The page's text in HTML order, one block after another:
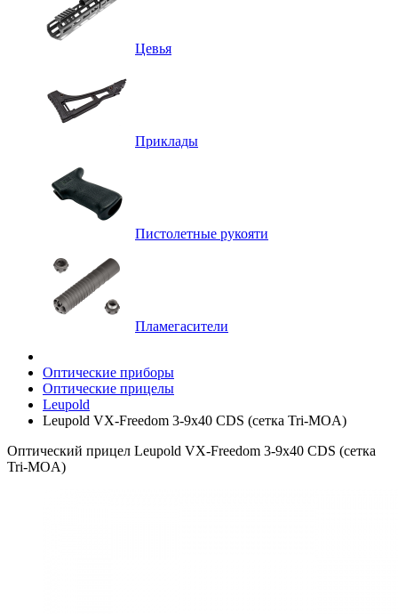
Цевья
Приклады
Пистолетные рукояти
Пламегасители
Оптические приборы
Оптические прицелы
Leupold
Leupold VX-Freedom 3-9x40 CDS (сетка Tri-MOA)
Оптический прицел Leupold VX-Freedom 3-9x40 CDS (сетка
Tri-MOA)